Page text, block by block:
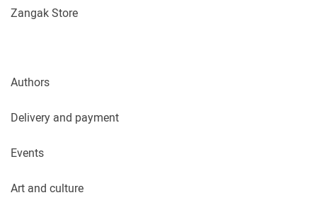
Zangak Store
Authors
Delivery and payment
Events
Art and culture